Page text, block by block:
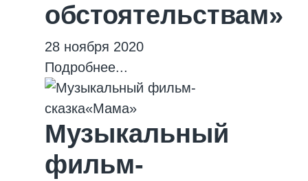
обстоятельствам»
28 ноября 2020
Подробнее...
Музыкальный
фильм-